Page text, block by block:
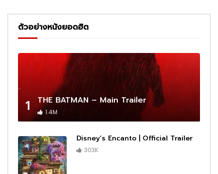
ตัวอย่างหนังยอดฮิต
1 THE BATMAN – Main Trailer
1.4M
Disney’s Encanto | Official Trailer
303K